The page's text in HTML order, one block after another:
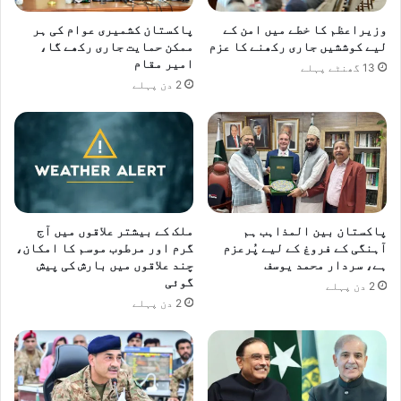
م
ا
ہ
د
س
ت
خ
ط
ک
ی
ت
ق
ر
ک
ل
ق
ا
خ
و
ش
ح
ا
ل
ی
ک
ے
ل
ا
ت
وزیراعظم کا خطے میں امن کے
لیے کوششیں جاری رکھنے کا عزم
13 گھنٹے پہلے
پاکستان کشمیری عوام کی ہر
ممکن حمایت جاری رکھے گا،
امیر مقام
2 دن پہلے
پاکستان بین المذاہب ہم
آہنگی کے فروغ کے لیے پُرعزم
ہے، سردار محمد یوسف
2 دن پہلے
ملک کے بیشتر علاقوں میں آج
گرم اور مرطوب موسم کا امکان،
چند علاقوں میں بارش کی پیش
گوئی
2 دن پہلے